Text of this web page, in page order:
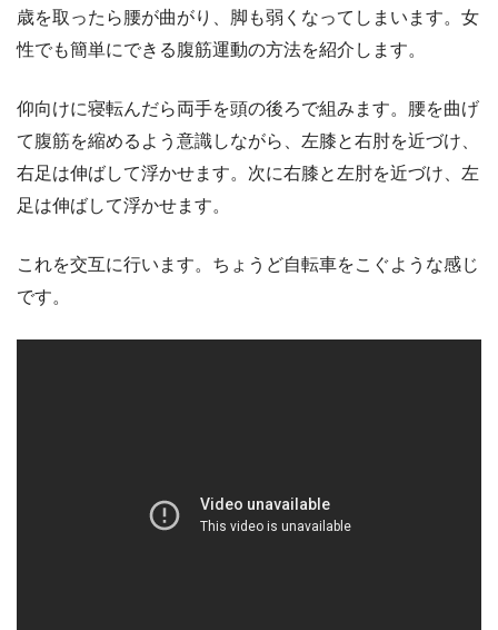
歳を取ったら腰が曲がり、脚も弱くなってしまいます。女
性でも簡単にできる腹筋運動の方法を紹介します。
仰向けに寝転んだら両手を頭の後ろで組みます。腰を曲げ
て腹筋を縮めるよう意識しながら、左膝と右肘を近づけ、
右足は伸ばして浮かせます。次に右膝と左肘を近づけ、左
足は伸ばして浮かせます。
これを交互に行います。ちょうど自転車をこぐような感じ
です。